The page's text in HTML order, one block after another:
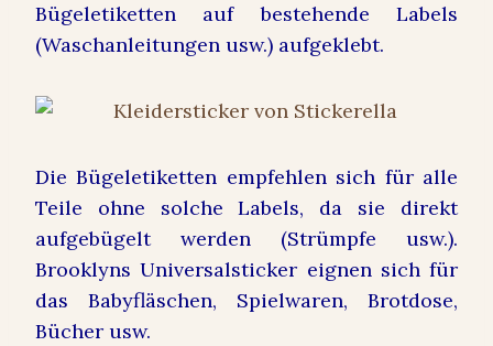
Bügeletiketten auf bestehende Labels
(Waschanleitungen usw.) aufgeklebt.
Die Bügeletiketten empfehlen sich für alle
Teile ohne solche Labels, da sie direkt
aufgebügelt werden (Strümpfe usw.).
Brooklyns Universalsticker eignen sich für
das Babyfläschen, Spielwaren, Brotdose,
Bücher usw.